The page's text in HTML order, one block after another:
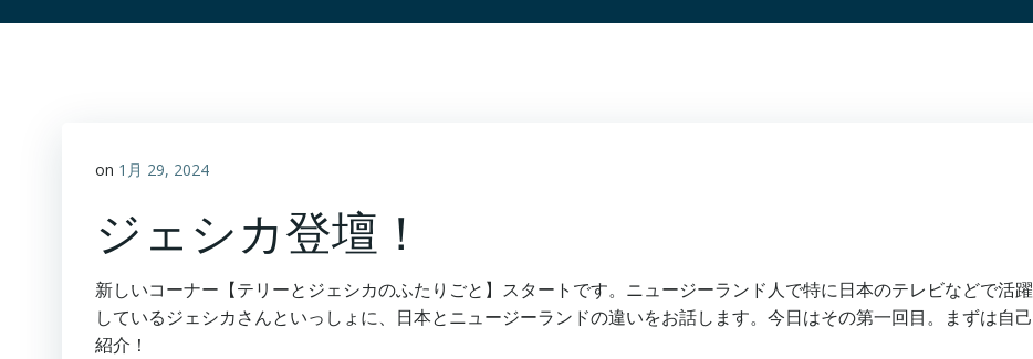
on 1月 29, 2024
ジェシカ登壇！
新しいコーナー【テリーとジェシカのふたりごと】スタートです。ニュージーランド人で特に日本のテレビなどで活躍
しているジェシカさんといっしょに、日本とニュージーランドの違いをお話します。今日はその第一回目。まずは自己
紹介！